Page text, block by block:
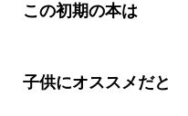
この初期の本は
子供にオススメだと